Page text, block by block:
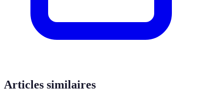
Articles similaires